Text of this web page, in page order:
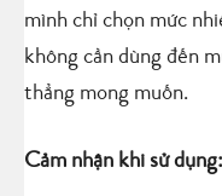
mình chỉ chọn mức
không cần dùng đến
thẳng mong muốn.
Cảm nhận khi sử dụng: